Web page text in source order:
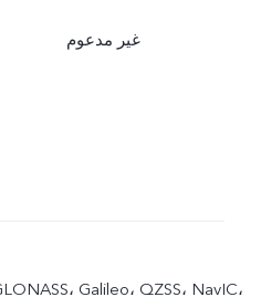
غير مدعوم